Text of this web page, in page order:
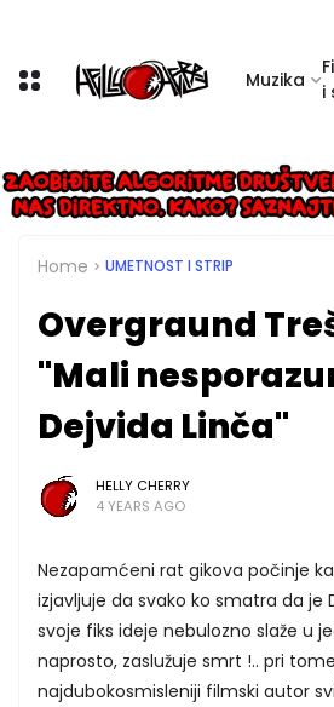
Muzika
i
Home UMETNOST I STRIP
Overgraund
"Mali
Dejvida Linča"
HELLY CHERRY
4 YEARS AGO
Nezapamćeni rat gikova počinje
izjavljuje da svako ko smatra da je
svoje fiks ideje nebulozno slaže u
naprosto, zaslužuje smrt !.. pri
najdubokosmisleniji filmski autor